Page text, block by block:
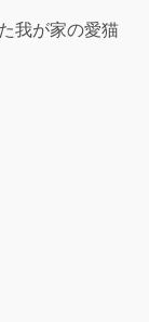
我が家の愛猫